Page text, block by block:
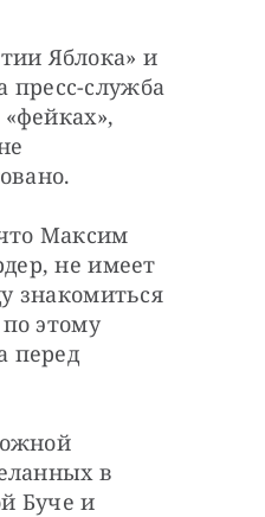
Яблока» и
Максим
не имеет
знакомиться
этому
перед
в
Буче и